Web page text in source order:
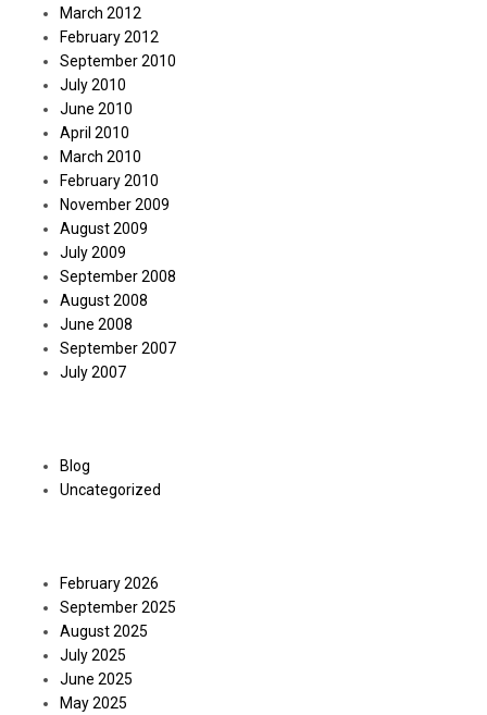
March 2012
February 2012
September 2010
July 2010
June 2010
April 2010
March 2010
February 2010
November 2009
August 2009
July 2009
September 2008
August 2008
June 2008
September 2007
July 2007
Blog
Uncategorized
February 2026
September 2025
August 2025
July 2025
June 2025
May 2025